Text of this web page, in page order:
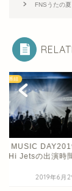
FNSうたの
番組
MUSIC DAY2019
Jetsの出演時間
2019年6月29